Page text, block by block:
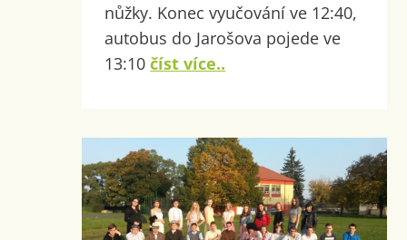
nůžky. Konec vyučování ve 12:40,
autobus do Jarošova pojede ve
13:10číst více..